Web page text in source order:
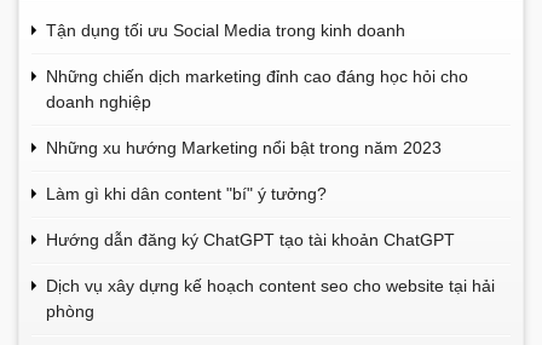
Tận dụng tối ưu Social Media trong kinh doanh
Những chiến dịch marketing đỉnh cao đáng học hỏi cho
doanh nghiệp
Những xu hướng Marketing nổi bật trong năm 2023
Làm gì khi dân content "bí" ý tưởng?
Hướng dẫn đăng ký ChatGPT tạo tài khoản ChatGPT
Dịch vụ xây dựng kế hoạch content seo cho website tại hải
phòng